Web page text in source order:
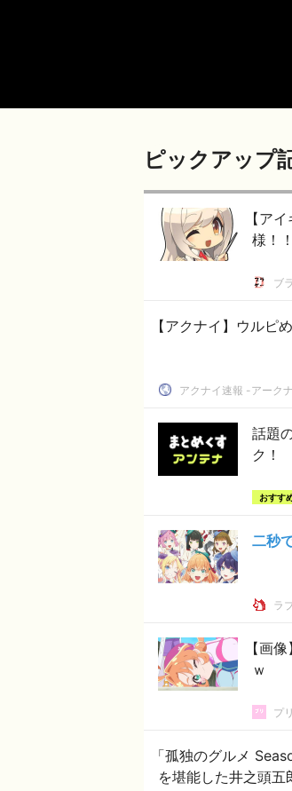
ピックアップ
【ア
様！
ブ
【アクナイ】ウルピ
アクナイ速報 -アーク
話題
ク！
おすす
二秒
ラ
【画
ｗ
プ
「孤独のグルメ
を堪能した井之頭五